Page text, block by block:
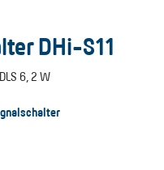
DHi-S11
6, 2 W